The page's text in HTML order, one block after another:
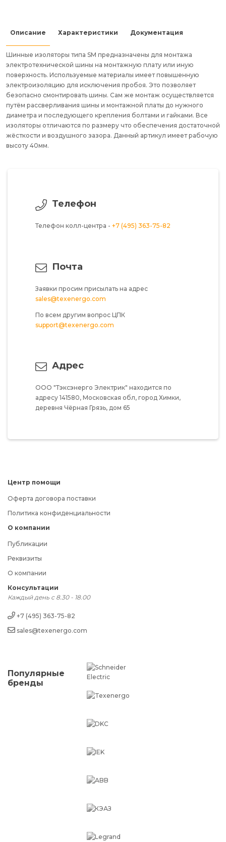
Описание Характеристики Документация
Шинные изоляторы типа SM предназначены для монтажа
электротехнической шины на монтажную плату или иную
поверхность. Используемые материалы имеет повышенную
электроизоляцию для исключения пробоя. Это позволяет
безопасно смонтировать шины. Сам же монтаж осуществляется
путём рассверливания шины и монтажной платы до нужного
диаметра и последующего крепления болтами и гайками. Все
изоляторы отличаются по размеру что обеспечения достаточной
жёсткости и воздушного зазора. Данный артикул имеет рабочую
высоту 40мм.
Телефон
Телефон колл-центра - +7 (495) 363-75-82
Почта
Заявки просим присылать на адрес
sales@texenergo.com
По всем другим вопрос ЦПК
support@texenergo.com
Адрес
ООО "Тэксэнерго Электрик" находится по
адресу 141580, Московская обл, город Химки,
деревня Чёрная Грязь, дом 65
Центр помощи
Оферта договора поставки
Политика конфиденциальности
О компании
Публикации
Реквизиты
О компании
Консультации
Каждый день с 8.30 - 18.00
+7 (495) 363-75-82
sales@texenergo.com
Популярные
бренды